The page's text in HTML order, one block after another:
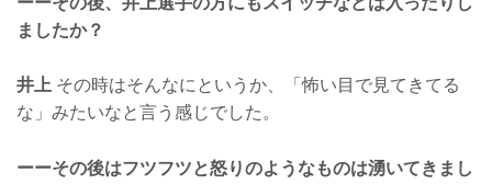
ましたか？
井上 その時はそんなにというか、「怖い目で見てきてる
な」みたいなと言う感じでした。
ーーその後はフツフツと怒りのようなものは湧いてきまし